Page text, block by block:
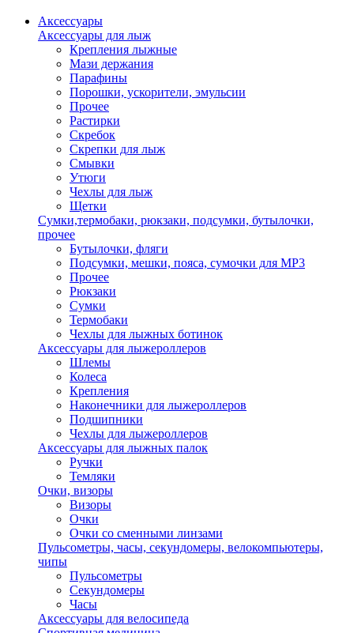
Аксессуары
Аксессуары для лыж
Крепления лыжные
Мази держания
Парафины
Порошки, ускорители, эмульсии
Прочее
Растирки
Скребок
Скрепки для лыж
Смывки
Утюги
Чехлы для лыж
Щетки
Сумки,термобаки, рюкзаки, подсумки, бутылочки,
прочее
Бутылочки, фляги
Подсумки, мешки, пояса, сумочки для MP3
Прочее
Рюкзаки
Сумки
Термобаки
Чехлы для лыжных ботинок
Аксессуары для лыжероллеров
Шлемы
Колеса
Крепления
Наконечники для лыжероллеров
Подшипники
Чехлы для лыжероллеров
Аксессуары для лыжных палок
Ручки
Темляки
Очки, визоры
Визоры
Очки
Очки со сменными линзами
Пульсометры, часы, секундомеры, велокомпьютеры,
чипы
Пульсометры
Секундомеры
Часы
Аксессуары для велосипеда